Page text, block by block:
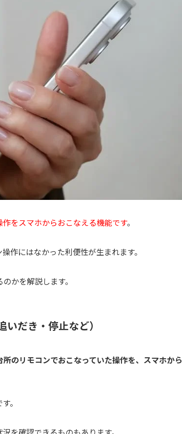
をスマホからおこなえる機能です。
作にはなかった利便性が生まれます。
かを解説します。
だき・停止など）
所のリモコンでおこなっていた操作を、スマホから
。